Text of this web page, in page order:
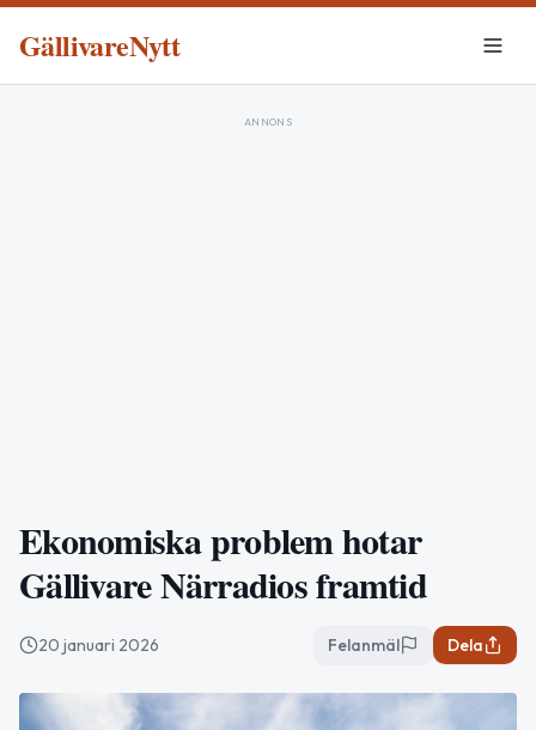
GällivareNytt
ANNONS
Ekonomiska problem hotar
Gällivare Närradios framtid
20 januari 2026 Felanmäl Dela